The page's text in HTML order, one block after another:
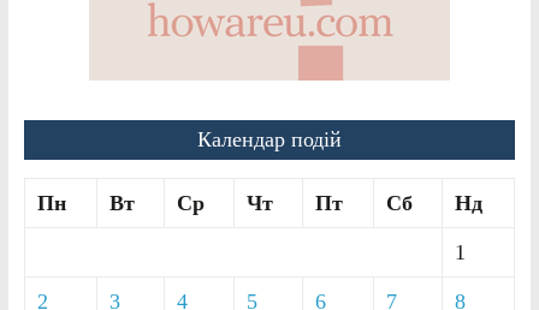
Календар подій
Пн Вт Ср Чт Пт Сб Нд
1
2 3 4 5 6 7 8